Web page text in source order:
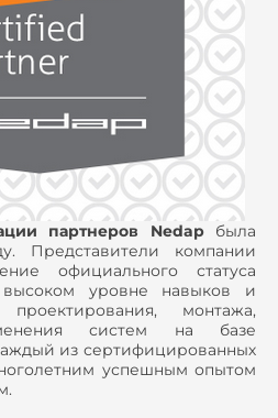
партнеров Nedapбыла
Представители компании
официального статуса
уровне навыков и
монтажа,
систем на базе
из сертифицированных
успешным опытом